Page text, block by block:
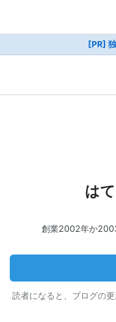
[PR]
は
創業2002年か
読者になると、ブログの